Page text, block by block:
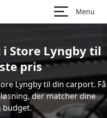
Menu
Store Lyngby til
pris
Lyngby til din carport. Få
der matcher dine
budget.